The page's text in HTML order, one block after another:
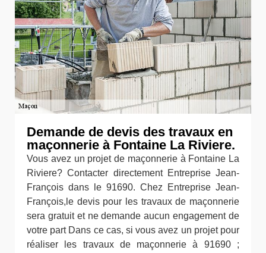
Demande de devis des travaux en
maçonnerie à Fontaine La Riviere.
Vous avez un projet de maçonnerie à Fontaine La
Riviere? Contacter directement Entreprise Jean-
François dans le 91690. Chez Entreprise Jean-
François,le devis pour les travaux de maçonnerie
sera gratuit et ne demande aucun engagement de
votre part Dans ce cas, si vous avez un projet pour
réaliser les travaux de maçonnerie à 91690 ;